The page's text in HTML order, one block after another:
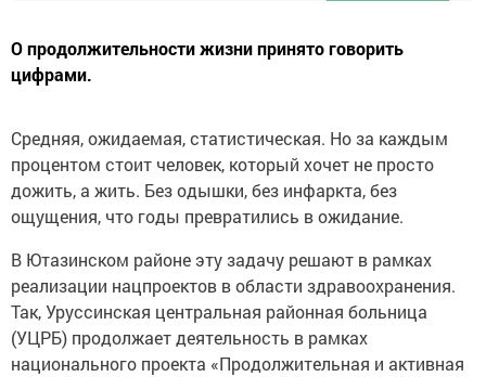
О продолжительности жизни принято говорить
цифрами.
Средняя, ожидаемая, статистическая. Но за каждым
процентом стоит человек, который хочет не просто
дожить, а жить. Без одышки, без инфаркта, без
ощущения, что годы превратились в ожидание.
В Ютазинском районе эту задачу решают в рамках
реализации нацпроектов в области здравоохранения.
Так, Уруссинская центральная районная больница
(УЦРБ) продолжает деятельность в рамках
национального проекта «Продолжительная и активная